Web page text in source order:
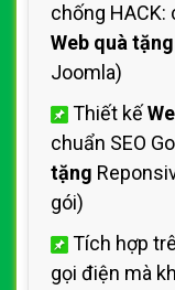
chống HACK:
Web quà tặng
Joomla)
Thiết kế
chuẩn SEO
tặng
gói)
Tích hợp
gọi điện mà